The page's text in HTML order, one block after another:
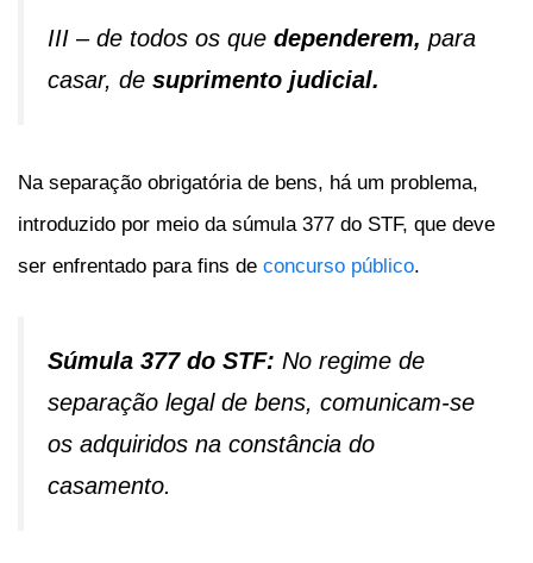
III – de todos os que dependerem, para
casar, de suprimento judicial.
Na separação obrigatória de bens, há um problema,
introduzido por meio da súmula 377 do STF, que deve
ser enfrentado para fins de concurso público.
Súmula 377 do STF: No regime de
separação legal de bens, comunicam-se
os adquiridos na constância do
casamento.